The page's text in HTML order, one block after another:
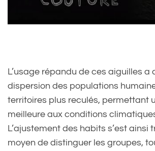
L’usage répandu de ces aiguilles a
dispersion des populations
territoires plus reculés, permettant
meilleure aux conditions
L’ajustement des habits s’est ainsi
moyen de distinguer les groupes,